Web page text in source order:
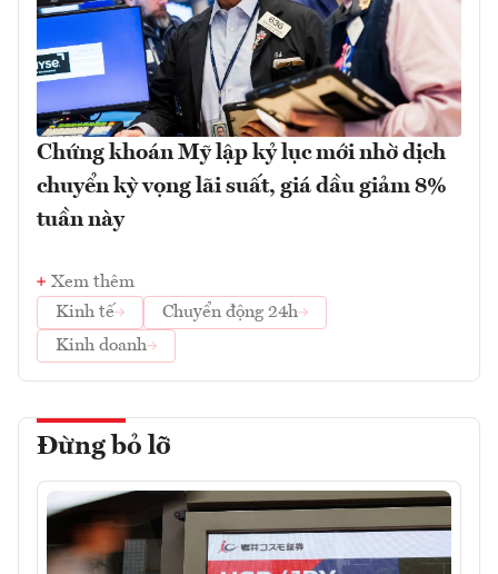
Chứng khoán Mỹ lập kỷ lục mới nhờ dịch
chuyển kỳ vọng lãi suất, giá dầu giảm 8%
tuần này
Xem thêm
Kinh tế
Chuyển động 24h
Kinh doanh
Đừng bỏ lỡ